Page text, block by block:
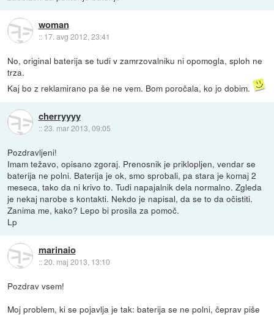
woman
:: 17. avg 2012, 23:41
No, original baterija se tudi v zamrzovalniku ni opomogla, sploh ne
trza.
Kaj bo z reklamirano pa še ne vem. Bom poročala, ko jo dobim.
cherryyyy
::23. mar 2013, 09:05
Pozdravljeni!
Imam težavo, opisano zgoraj. Prenosnik je priklopljen, vendar se
baterija ne polni. Baterija je ok, smo sprobali, pa stara je komaj 2
meseca, tako da ni krivo to. Tudi napajalnik dela normalno. Zgleda
je nekaj narobe s kontakti. Nekdo je napisal, da se to da očistiti.
Zanima me, kako? Lepo bi prosila za pomoč.
Lp
marinaio
::20. maj 2013, 13:10
Pozdrav vsem!
Moj problem, ki se pojavlja je tak: baterija se ne polni, čeprav piše